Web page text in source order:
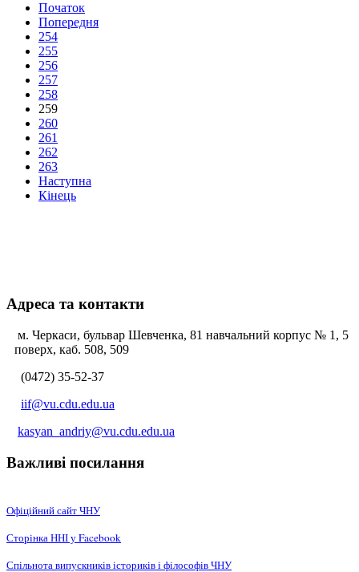
Початок
Попередня
254
255
256
257
258
259
260
261
262
263
Наступна
Кінець
Адреса та контакти
м. Черкаси, бульвар Шевченка, 81 навчальний корпус № 1, 5
поверх, каб. 508, 509
(0472) 35-52-37
iif@vu.cdu.edu.ua
kasyan_andriy@vu.cdu.edu.ua
Важливі посилання
Офіційний сайт ЧНУ
Сторінка ННІ у Facebook
Спільнота випускників істориків і філософів ЧНУ